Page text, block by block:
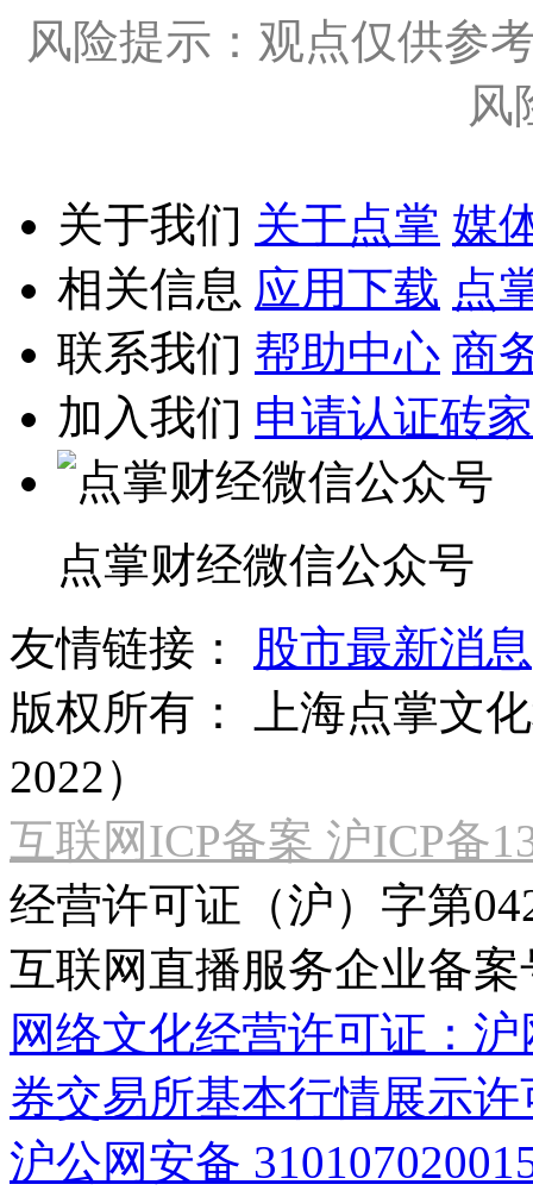
风险提示：观点仅供参
风
关于我们 关于点掌 媒
相关信息 应用下载 点
联系我们 帮助中心 商
加入我们 申请认证砖家
点掌财经微信公众号
友情链接：
股市最新消息
版权所有：
上海点掌文
2022）
互联网ICP备案 沪ICP备
经营许可证（沪）字第
互联网直播服务企业备案
网络文化经营许可证：
券交易所基本行情展示许
沪公网安备